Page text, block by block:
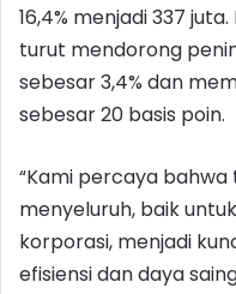
16,4% menjadi 337
turut mendorong
sebesar 3,4% dan
sebesar 20 basis poin.
“Kami percaya
menyeluruh, baik
korporasi, menjadi
efisiensi dan daya